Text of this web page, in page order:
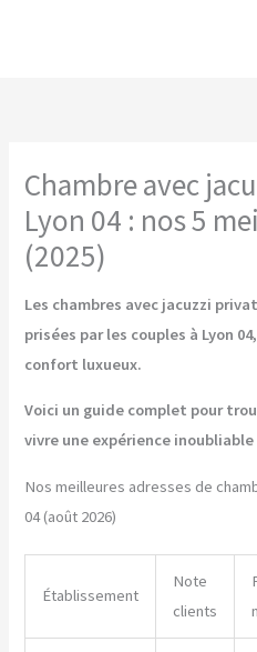
Chambre avec
Lyon 04 : nos 5
(2025)
Les chambres avec jacuzzi
prisées par les couples à Lyon
confort luxueux.
Voici un guide complet pour
vivre une expérience inoubliable
Nos meilleures adresses de
04 (août 2026)
Établissement
Note
clients